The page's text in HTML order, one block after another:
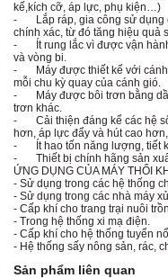
kế,kích cỡ, áp lực, phụ kiện…)
- Lắp ráp, gia công sử dụng
chính xác, từ đó tăng hiệu quả
- Ít rung lắc vì được vận hành
và vòng bi.
- Máy được thiết kế với cánh
mỗi chu kỳ quay của cánh gió.
- Máy được bôi trơn bằng
trơn khác.
- Cải thiện đáng kể các hệ
hơn, áp lực đẩy và hút cao
- Ít hao tốn năng lượng, tiết
- Thiết bị chính hãng sản
ỨNG DỤNG CỦA MÁY THỔI KHÍ
- Sử dụng trong các hệ thống
- Sử dụng trong các nhà máy
- Cấp khí cho trang trại nuôi
- Trong hệ thống xi mạ điện.
- Cấp khí cho hệ thống tuyển
- Hệ thống sấy nông sản, rác,
Sản phẩm liên quan